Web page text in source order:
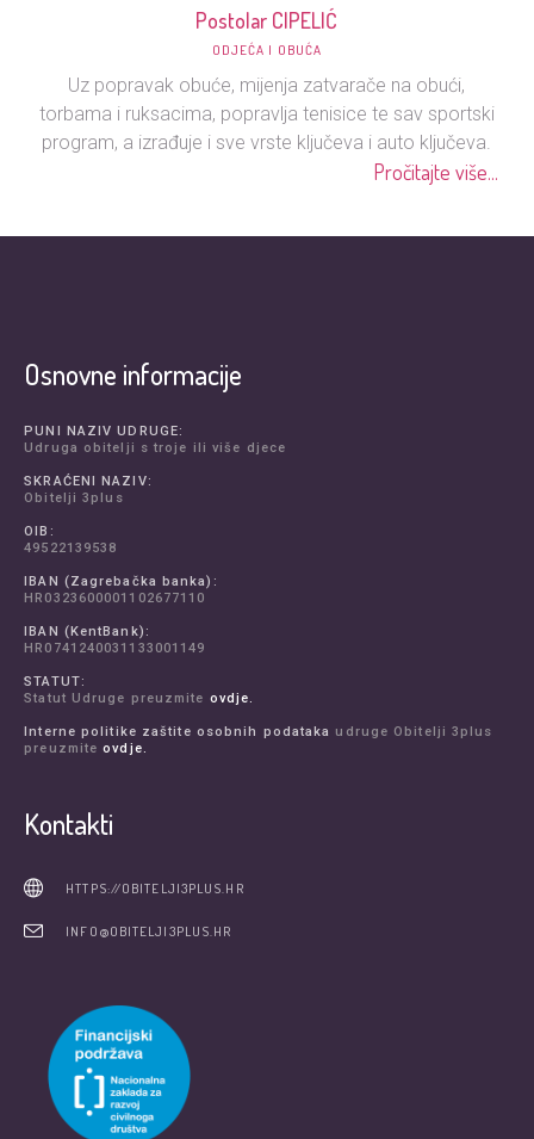
Postolar CIPELIĆ
ODJEĆA I OBUĆA
Uz popravak obuće, mijenja zatvarače na obući,
torbama i ruksacima, popravlja tenisice te sav sportski
program, a izrađuje i sve vrste ključeva i auto ključeva.
Pročitajte više...
Osnovne informacije
PUNI NAZIV UDRUGE:
Udruga obitelji s troje ili više djece
SKRAĆENI NAZIV:
Obitelji 3plus
OIB:
49522139538
IBAN (Zagrebačka banka):
HR0323600001102677110
IBAN (KentBank):
HR0741240031133001149
STATUT:
Statut Udruge preuzmite ovdje.
Interne politike zaštite osobnih podataka udruge Obitelji 3plus
preuzmiteovdje.
Kontakti
HTTPS://OBITELJI3PLUS.HR
INFO@OBITELJI3PLUS.HR